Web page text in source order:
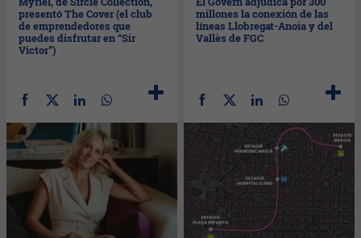
presentó The Cover (el club
de emprendedores que
puedes disfrutar en “Sir
Victor”)
millones la conexión de las
líneas Llobregat-Anoia y del
Vallès de FGC